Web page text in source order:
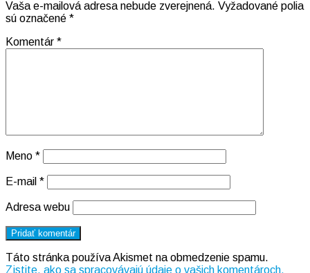
Vaša e-mailová adresa nebude zverejnená. Vyžadované polia
sú označené *
Komentár *
Meno *
E-mail *
Adresa webu
Táto stránka používa Akismet na obmedzenie spamu.
Zistite, ako sa spracovávajú údaje o vašich komentároch.